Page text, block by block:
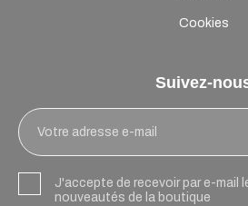
Cookies
Suivez-
J'accepte de recevoir par e-mail
nouveautés de la boutique